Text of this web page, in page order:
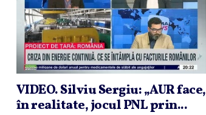
VIDEO. Silviu Sergiu: „AUR face,
în realitate, jocul PNL prin...